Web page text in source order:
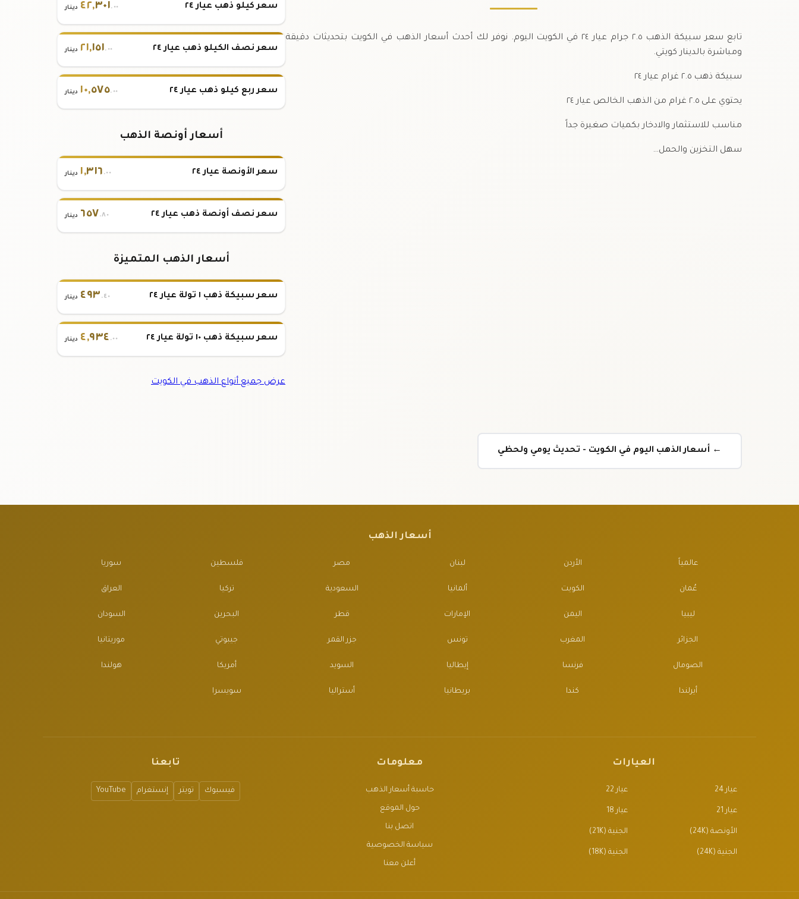
تابع سعر سبيكة الذهب ٢.٥ جرام عيار ٢٤ في الكويت اليوم. نوفر لك أحدث أسعار الذهب في الكويت بتحديثات دقيقة
ومباشرة بالدينار كويتي.
سبيكة ذهب ٢.٥ غرام عيار ٢٤
يحتوي على ٢.٥ غرام من الذهب الخالص عيار ٢٤
مناسب للاستثمار والادخار بكميات صغيرة جداً
سهل التخزين والحمل…
سعر كيلو ذهب عيار ٢٤ ٤٢,٣٠١.٠٠ دينار
سعر نصف الكيلو ذهب عيار ٢٤ ٢١,١٥١.٠٠ دينار
سعر ربع كيلو ذهب عيار ٢٤ ١٠,٥٧٥.٠٠ دينار
أسعار أونصة الذهب
سعر الأونصة عيار ٢٤ ١,٣١٦ .٠٠ دينار
سعر نصف أونصة ذهب عيار ٢٤ ٦٥٧ .٨٠ دينار
أسعار الذهب المتميزة
سعر سبيكة ذهب ١ تولة عيار ٢٤ ٤٩٣ .٤٠ دينار
سعر سبيكة ذهب ١٠ تولة عيار ٢٤ ٤,٩٣٤ .٠٠ دينار
عرض جميع أنواع الذهب في الكويت
← أسعار الذهب اليوم في الكويت - تحديث يومي ولحظي
أسعار الذهب
عالمياً الأردن لبنان مصر فلسطين سوريا
عُمان الكويت ألمانيا السعودية تركيا العراق
ليبيا اليمن الإمارات قطر البحرين السودان
الجزائر المغرب تونس جزر القمر جيبوتي موريتانيا
الصومال فرنسا إيطاليا السويد أمريكا هولندا
أيرلندا كندا بريطانيا أستراليا سويسرا
العيارات
عيار 24 عيار 22
عيار 21 عيار 18
الأونصة (24K) الجنية (21K)
الجنية (24K) الجنية (18K)
معلومات
حاسبة أسعار الذهب
حول الموقع
اتصل بنا
سياسة الخصوصية
أعلن معنا
تابعنا
فيسبوك تويتر إنستغرام YouTube